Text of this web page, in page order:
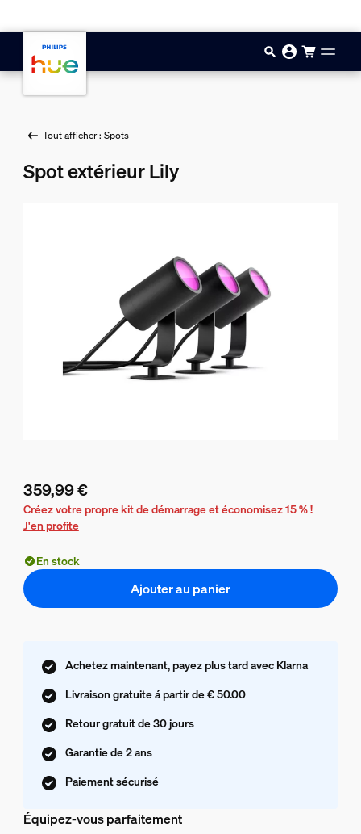
Tout afficher : Spots
Spot extérieur Lily
Le prix actuel est 359,99 €
359,99 €
Créez votre propre kit de démarrage et économisez 15 % !
J'en profite
En stock
Ajouter au panier
Achetez maintenant, payez plus tard avec Klarna
Livraison gratuite á partir de € 50.00
Retour gratuit de 30 jours
Garantie de 2 ans
Paiement sécurisé
Équipez-vous parfaitement